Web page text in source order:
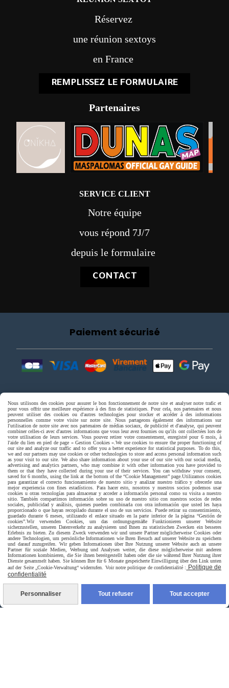
Réservez
une réunion sextoys
en France
REMPLISSEZ LE FORMULAIRE
Partenaires
SERVICE CLIENT
Notre équipe
vous répond 7J/7
depuis le formulaire
CONTACT
Paiement sécurisé
Livraison rapide
livraison à domicile France et union europeen
Nous utilisons des cookies pour assurer le bon fonctionnement de notre site et analyser notre trafic et
pour vous offrir une meilleure expérience à des fins de statistiques. Pour cela, nos partenaires et nous
peuvent utiliser des cookies ou d'autres technologies pour stocker et accéder à des informations
personnelles comme votre visite sur notre site. Nous partageons également des informations sur
l'utilisation de notre site avec nos partenaires de médias sociaux, de publicité et d'analyse, qui peuvent
combiner celles-ci avec d'autres informations que vous leur avez fournies ou qu'ils ont collectées lors de
votre utilisation de leurs services. Vous pouvez retirer votre consentement, enregistré pour 6 mois, à
l'aide du lien en pied de page « Gestion Cookies ». We use cookies to ensure the proper functioning of
our site and analyze our traffic and to offer you a better experience for statistical purposes. To do this,
we and our partners may use cookies or other technologies to store and access personal information such
as your visit to our site. We also share information about your use of our site with our social media,
advertising and analytics partners, who may combine it with other information you have provided to
them or that they have collected during your use of their services. You can withdraw your consent,
saved for 6 months, using the link at the bottom of the “Cookie Management” page. Utilizamos cookies
para garantizar el correcto funcionamiento de nuestro sitio y analizar nuestro tráfico y ofrecerle una
mejor experiencia con fines estadísticos. Para hacer esto, nosotros y nuestros socios podemos usar
cookies u otras tecnologías para almacenar y acceder a información personal como su visita a nuestro
sitio. También compartimos información sobre su uso de nuestro sitio con nuestros socios de redes
sociales, publicidad y análisis, quienes pueden combinarla con otra información que usted les haya
proporcionado o que hayan recopilado durante el uso de sus servicios. Puede retirar su consentimiento,
guardado durante 6 meses, utilizando el enlace situado en la parte inferior de la página “Gestión de
cookies”. Wir verwenden Cookies, um das ordnungsgemäße Funktionieren unserer Website
sicherzustellen, unseren Datenverkehr zu analysieren und Ihnen zu statistischen Zwecken ein besseres
Erlebnis zu bieten. Zu diesem Zweck verwenden wir und unsere Partner möglicherweise Cookies oder
andere Technologien, um persönliche Informationen wie Ihren Besuch auf unserer Website zu speichern
und darauf zuzugreifen. Wir geben Informationen über Ihre Nutzung unserer Website auch an unsere
Partner für soziale Medien, Werbung und Analysen weiter, die diese möglicherweise mit anderen
Informationen kombinieren, die Sie ihnen bereitgestellt haben oder die sie während Ihrer Nutzung ihrer
Dienste gesammelt haben. Sie können Ihre für 6 Monate gespeicherte Einwilligung über den Link unten
auf der Seite „Cookie-Verwaltung“ widerrufen. Voir notre politique de confidentialité :
Politique de
confidentialité
Personnaliser Tout refuser Tout accepter